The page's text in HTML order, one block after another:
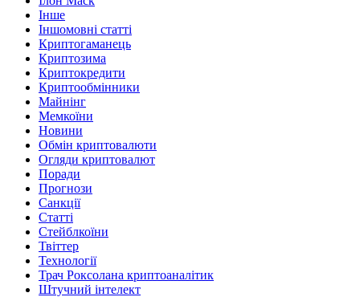
Інше
Іншомовні статті
Криптогаманець
Криптозима
Криптокредити
Криптообмінники
Майнінг
Мемкоїни
Новини
Обмін криптовалюти
Огляди криптовалют
Поради
Прогнози
Санкції
Статті
Стейблкоїни
Твіттер
Технології
Трач Роксолана криптоаналітик
Штучний інтелект